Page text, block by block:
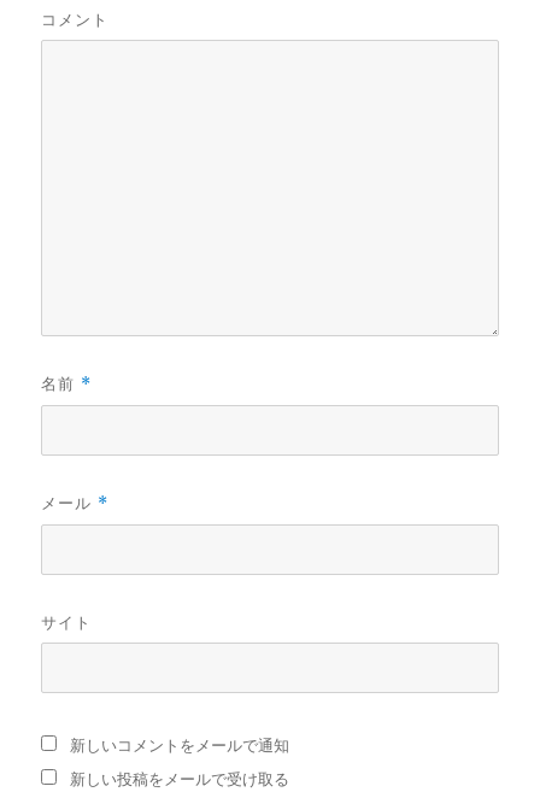
コメント
名前 *
メール *
サイト
新しいコメントをメールで通知
新しい投稿をメールで受け取る